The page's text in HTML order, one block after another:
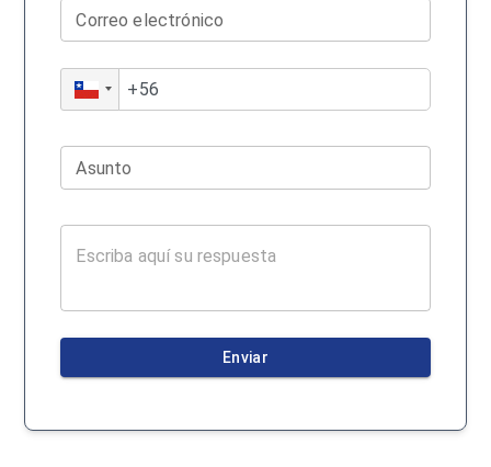
Correo electrónico
Asunto
Enviar